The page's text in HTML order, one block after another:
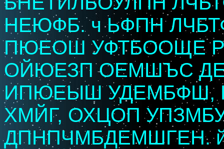
НЕЮФБ. ч ЬФПН
ПЮЕОШ УФТБООЩЕ
ОЙЮЕЗП ОЕМШЪС
ИПЮЕЫШ УДЕМБФШ,
ХМЙГ, ОХЦОП
ДПНПЧМБДЕМШГЕН.